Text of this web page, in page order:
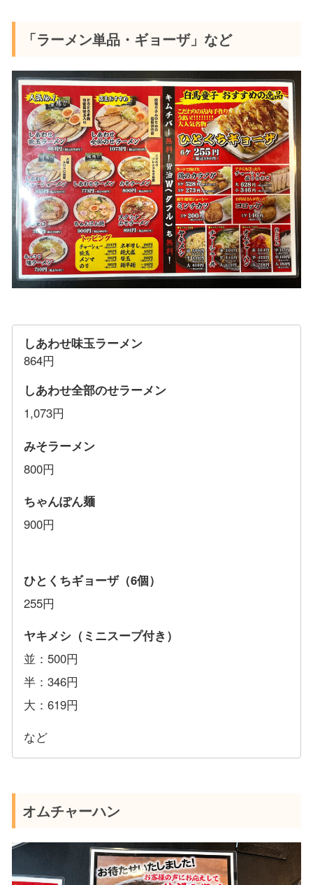
「ラーメン単品・ギョーザ」など
しあわせ味玉ラーメン
864円
しあわせ全部のせラーメン
1,073円
みそラーメン
800円
ちゃんぽん麺
900円
ひとくちギョーザ（6個）
255円
ヤキメシ（ミニスープ付き）
並：500円
半：346円
大：619円
など
オムチャーハン